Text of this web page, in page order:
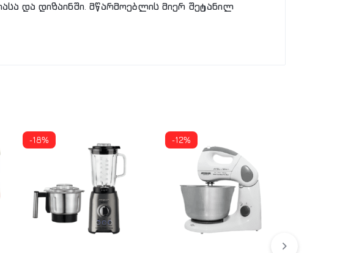
და დიზაინში. მწარმოებლის მიერ შეტანილ
-18% -12%